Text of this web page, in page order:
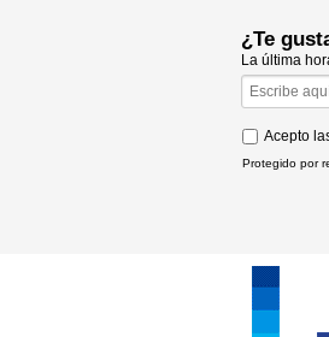
¿Te
La última
Acepto
Protegido por